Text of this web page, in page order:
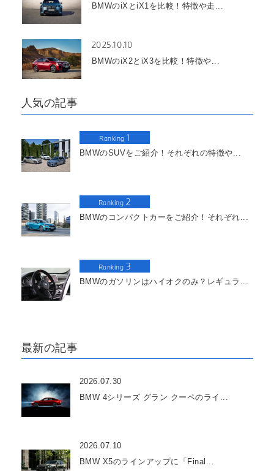
BMWのiXとiX1を比較！特徴や走...
2025.10.10
BMWのiX2とiX3を比較！特徴や...
人気の記事
Ranking 1
BMWのSUVをご紹介！それぞれの特徴や...
Ranking 2
BMWのコンパクトカーをご紹介！それぞれ...
Ranking 3
BMWのガソリンはハイオクのみ？レギュラ...
最新の記事
2026.07.30
BMW 4シリーズ グラン クーペのライ...
2026.07.10
BMW X5のラインアップに「Final...